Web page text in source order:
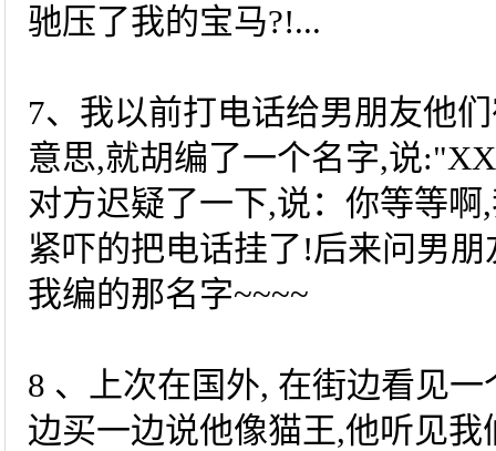
驰压了我的宝马?!...
7、我以前打电话给男朋友他
意思,就胡编了一个名字,说
对方迟疑了一下,说：你等等
紧吓的把电话挂了!后来问男
我编的那名字~~~~
8 、上次在国外, 在街边看见
边买一边说他像猫王,他听见